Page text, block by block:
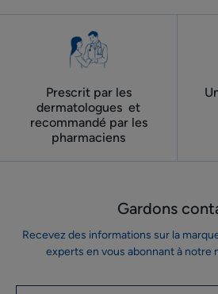
Prescrit par les
dermatologues ​ et
recommandé par les
pharmaciens
Gardons
Recevez des informations sur la
experts en vous abonnant à notre